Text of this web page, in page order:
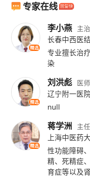
美国约翰•霍普
美国心脏病协会
果，显示体内维
障碍有关。
研究人员分析
专家在线
精选
李小燕 主
长春中西医
专业擅长治
染
精选
刘洪彪 医师
辽宁附一医院
null
精选
蒋学洲 主
上海中医药
性功能障碍
精、死精症
育症等以及